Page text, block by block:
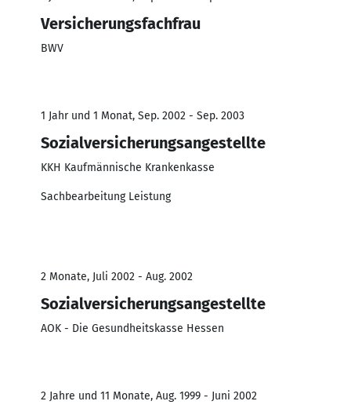
Versicherungsfachfrau
BWV
1 Jahr und 1 Monat, Sep. 2002 - Sep. 2003
Sozialversicherungsangestellte
KKH Kaufmännische Krankenkasse
Sachbearbeitung Leistung
2 Monate, Juli 2002 - Aug. 2002
Sozialversicherungsangestellte
AOK - Die Gesundheitskasse Hessen
2 Jahre und 11 Monate, Aug. 1999 - Juni 2002